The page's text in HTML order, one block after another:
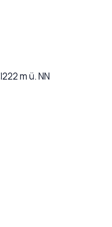
|222m ü. NN